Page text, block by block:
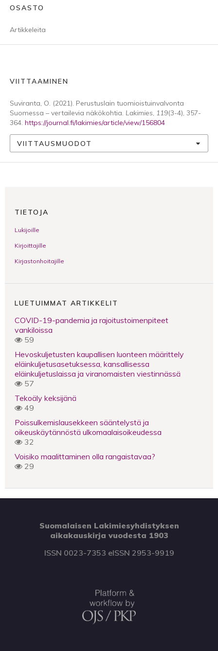
OSASTO
Artikkeleita
VIITTAAMINEN
Suviranta, O. (2021). Perustuslain tuomioistuinvalvonta
Suomessa – vertailevia näkökohtia. Lakimies, 119(3-4), 357-
364. https://journal.fi/lakimies/article/view/156804
VIITTAUSMUODOT
TIETOJA
Lukijoille
Kirjoittajille
Kirjastonhoitajille
LUETUIMMAT ARTIKKELIT
COVID-19-pandemia ja rajoitustoimenpiteet
vankiloissa
59
Hevoskuljetusten kaupallisen luonteen määrittely
eläinkuljetusasetuksessa, kansallisessa
eläinkuljetuslaissa ja viranomaisten viestinnässä
57
Tekoäly keksijänä
49
Poissulkemislausekkeen sääntelystä ja
oikeuskäytännöstä ulkomaalaisoikeudessa
32
Voisiko maalittaminen olla rangaistavaa?
29
Suomalaisen Lakimiesyhdistyksen
aikakauskirja vuodesta 1903
ISSN 0023-7353 eISSN 2953-9919